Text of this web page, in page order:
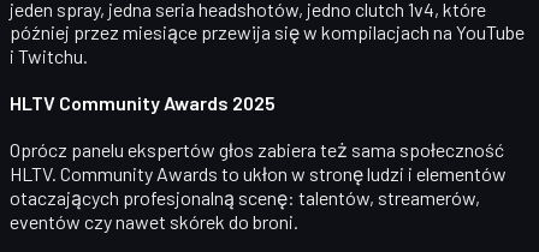
jeden spray, jedna seria headshotów, jedno clutch 1v4, które
później przez miesiące przewija się w kompilacjach na YouTube
i Twitchu.
HLTV Community Awards 2025
Oprócz panelu ekspertów głos zabiera też sama społeczność
HLTV. Community Awards to ukłon w stronę ludzi i elementów
otaczających profesjonalną scenę: talentów, streamerów,
eventów czy nawet skórek do broni.